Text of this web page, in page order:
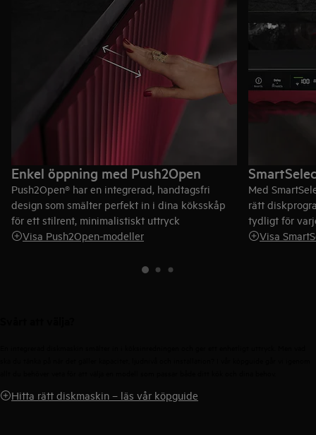
Enkel öppning med Push2Open
Push2Open® har en integrerad, handtagsfri
design som smälter perfekt in i dina köksskåp
för ett stilrent, minimalistiskt uttryck
Visa Push2Open-modeller
Med
rätt
tydligt för
Visa
Hitta rätt diskmaskin – läs vår köpguide